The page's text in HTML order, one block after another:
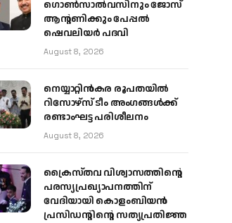
ഗൊൺസാൽവസിനും ജോസ്
ആന്റണിക്കും പേപ്പൽ
ഷെവലിയർ പദവി
August 8, 2026
നെയ്യാറ്റിൻകര രൂപതയിൽ
റിസോഴ്സ് ടീം അംഗങ്ങൾക്ക്
രണ്ടാംഘട്ട പരിശീലനം
August 8, 2026
ക്രൈസ്തവ വിശ്വാസത്തിന്റെ
പരസ്യപ്രഖ്യാപനത്തിന്
വേദിയായി കൊളംബിയൻ
പ്രസിഡന്റിന്റെ സത്യപ്രതിജ്ഞ